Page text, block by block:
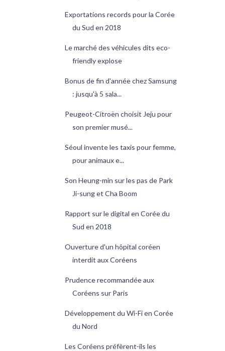
Exportations records pour la Corée
du Sud en 2018
Le marché des véhicules dits eco-
friendly explose
Bonus de fin d'année chez Samsung
: jusqu'à 5 sala...
Peugeot-Citroën choisit Jeju pour
son premier musé...
Séoul invente les taxis pour femme,
pour animaux e...
Son Heung-min sur les pas de Park
Ji-sung et Cha Boom
Rapport sur le digital en Corée du
Sud en 2018
Ouverture d'un hôpital coréen
interdit aux Coréens
Prudence recommandée aux
Coréens sur Paris
Développement du Wi-Fi en Corée
du Nord
Les Coréens préfèrent-ils les